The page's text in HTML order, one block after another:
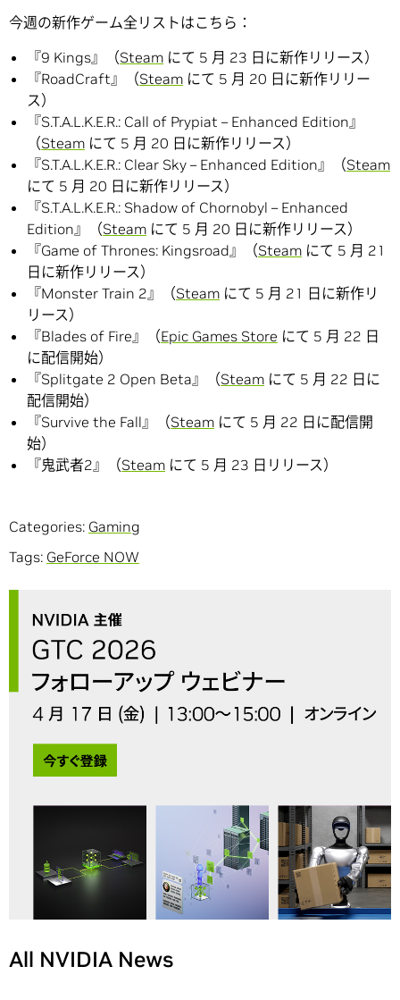
今週の新作ゲーム全リストはこちら：
『9 Kings』（Steam にて 5 月 23 日に新作リリース）
『RoadCraft』（Steam にて 5 月 20 日に新作リリー
ス）
『S.T.A.L.K.E.R.: Call of Prypiat – Enhanced Edition』
（Steam にて 5 月 20 日に新作リリース）
『S.T.A.L.K.E.R.: Clear Sky – Enhanced Edition』（Steam
にて 5 月 20 日に新作リリース）
『S.T.A.L.K.E.R.: Shadow of Chornobyl – Enhanced
Edition』（Steam にて 5 月 20 日に新作リリース）
『Game of Thrones: Kingsroad』（Steam にて 5 月 21
日に新作リリース）
『Monster Train 2』（Steam にて 5 月 21 日に新作リ
リース）
『Blades of Fire』（Epic Games Store にて 5 月 22 日
に配信開始）
『Splitgate 2 Open Beta』（Steam にて 5 月 22 日に
配信開始）
『Survive the Fall』（Steam にて 5 月 22 日に配信開
始）
『鬼武者2』（Steam にて 5 月 23 日リリース）
Categories: Gaming
Tags: GeForce NOW
All NVIDIA News